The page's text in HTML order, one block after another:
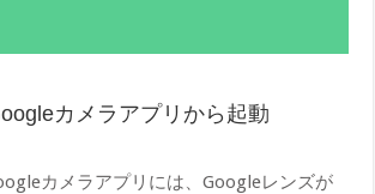
カメラアプリから起動
カメラアプリには、Googleレンズが